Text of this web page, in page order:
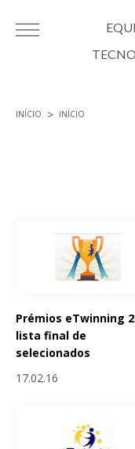
INÍCIO INÍCIO
Prémios eTwinning
lista final de
selecionados
17.02.16
Páginas